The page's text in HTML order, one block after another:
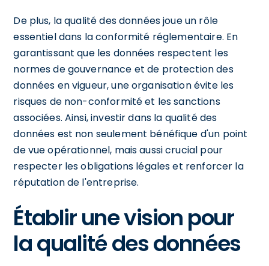
De plus, la qualité des données joue un rôle
essentiel dans la conformité réglementaire. En
garantissant que les données respectent les
normes de gouvernance et de protection des
données en vigueur, une organisation évite les
risques de non-conformité et les sanctions
associées. Ainsi, investir dans la qualité des
données est non seulement bénéfique d'un point
de vue opérationnel, mais aussi crucial pour
respecter les obligations légales et renforcer la
réputation de l'entreprise.
Établir une vision pour
la qualité des données